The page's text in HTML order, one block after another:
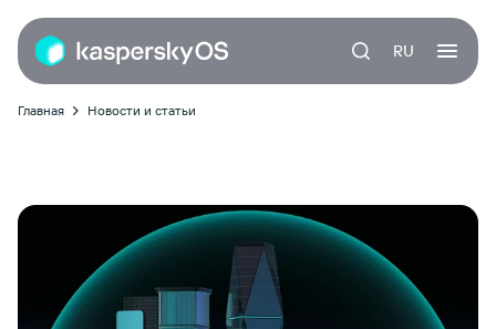
RU
Главная Новости и статьи